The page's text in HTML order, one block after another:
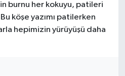
burnu her kokuyu, patileri
köşe yazımı patilerken
hepimizin yürüyüşü daha